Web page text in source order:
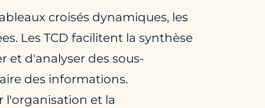
croisés dynamiques, les
Les TCD facilitent la synthèse
et d'analyser des sous-
des informations.
l'organisation et la